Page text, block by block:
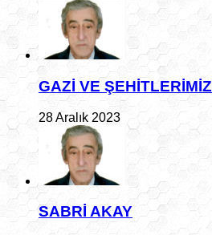
GAZİ VE ŞEHİTLERİMİZ
28 Aralık 2023
SABRİ AKAY